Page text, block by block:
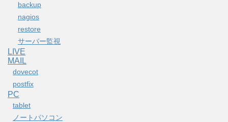
backup
nagios
restore
サーバー監視
LIVE
MAIL
dovecot
postfix
PC
tablet
ノートパソコン